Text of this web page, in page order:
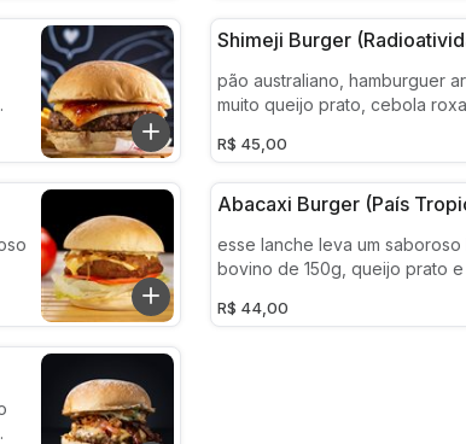
pincelada do azeite com
barbecue. ficou demais! a ardência da pimenta
é bem moderada para que
estejam em harmonia. mas você pode colocar
em observação se deseja
pimenta forte", como quiser
Shimeji Burger
pão australiano, hamburguer
muito queijo prato, cebola
shoyu.
R$ 45,00
Abacaxi Burger (país
esse lanche leva um saboroso
bovino de 150g, queijo prato
pão caseirinho (receita da
R$ 44,00